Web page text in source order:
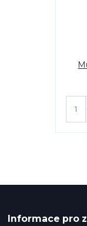
Informace pro